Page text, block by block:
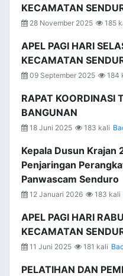
KECAMATAN
28 November 2025 185
APEL PAGI HARI
KECAMATAN
09 September 2025 184
RAPAT KOORDINASI
BANGUNAN
18 Juni 2025 183 kali
Kepala Dusun Krajan
Penjaringan
Panwascam Senduro
12 Januari 2026 183 kali
APEL PAGI HARI
KECAMATAN
11 Juni 2025 181 kali
PELATIHAN DAN